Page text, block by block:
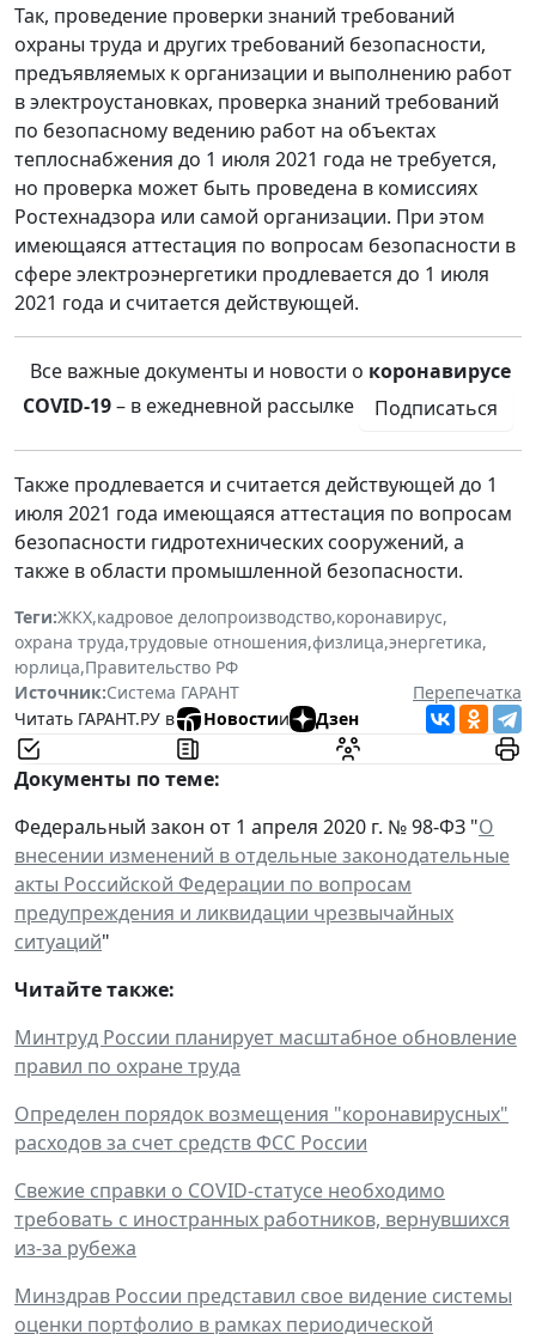
Так, проведение проверки знаний требований
охраны труда и других требований безопасности,
предъявляемых к организации и выполнению работ
в электроустановках, проверка знаний требований
по безопасному ведению работ на объектах
теплоснабжения до 1 июля 2021 года не требуется,
но проверка может быть проведена в комиссиях
Ростехнадзора или самой организации. При этом
имеющаяся аттестация по вопросам безопасности в
сфере электроэнергетики продлевается до 1 июля
2021 года и считается действующей.
Все важные документы и новости о коронавирусе
COVID-19– в ежедневной рассылке Подписаться
Также продлевается и считается действующей до 1
июля 2021 года имеющаяся аттестация по вопросам
безопасности гидротехнических сооружений, а
также в области промышленной безопасности.
Теги:ЖКХ,кадровое делопроизводство,коронавирус,
охрана труда,трудовые отношения,физлица,энергетика,
юрлица,Правительство РФ
Источник:Система ГАРАНТ
Перепечатка
Читать ГАРАНТ.РУ в
Новостии Дзен
Документы по теме:
Федеральный закон от 1 апреля 2020 г. № 98-ФЗ "О
внесении изменений в отдельные законодательные
акты Российской Федерации по вопросам
предупреждения и ликвидации чрезвычайных
ситуаций"
Читайте также:
Минтруд России планирует масштабное обновление
правил по охране труда
Определен порядок возмещения "коронавирусных"
расходов за счет средств ФСС России
Свежие справки о COVID-статусе необходимо
требовать с иностранных работников, вернувшихся
из-за рубежа
Минздрав России представил свое видение системы
оценки портфолио в рамках периодической